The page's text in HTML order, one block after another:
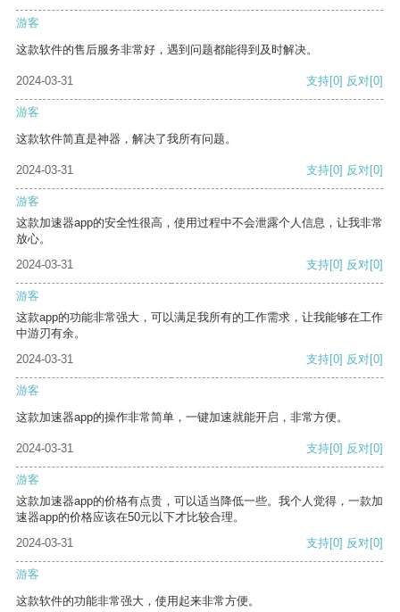
游客
这款软件的售后服务非常好，遇到问题都能得到及时解决。
2024-03-31 支持[0] 反对[0]
游客
这款软件简直是神器，解决了我所有问题。
2024-03-31 支持[0] 反对[0]
游客
这款加速器app的安全性很高，使用过程中不会泄露个人信息，让我非常
放心。
2024-03-31
支持[0] 反对[0]
游客
这款app的功能非常强大，可以满足我所有的工作需求，让我能够在工作
中游刃有余。
2024-03-31
支持[0] 反对[0]
游客
这款加速器app的操作非常简单，一键加速就能开启，非常方便。
2024-03-31 支持[0] 反对[0]
游客
这款加速器app的价格有点贵，可以适当降低一些。我个人觉得，一款加
速器app的价格应该在50元以下才比较合理。
2024-03-31
支持[0] 反对[0]
游客
这款软件的功能非常强大，使用起来非常方便。